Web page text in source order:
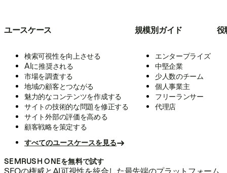
ユースケース
検索可視性を向上させる
AIに推奨される
市場を調査する
地域の顧客とつながる
魅力的なコンテンツを作成する
サイトの技術的な問題を修正する
サイト外部の評価を高める
顧客戦略を策定する
すべてのユースケースを見る
規模別ガイド
エンタープライズ
中堅企業
少人数のチーム
個人事業主
フリーランサー
代理店
役
SEMRUSH ONEを無料で試す
SEOの権威とAI可視性を統合した最先端のプラットフォーム